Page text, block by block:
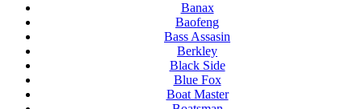
Banax
Baofeng
Bass Assasin
Berkley
Black Side
Blue Fox
Boat Master